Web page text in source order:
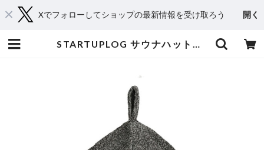
Xでフォローしてショップの最新情報を受け取ろう 開く
STARTUPLOG サウナハット― 整え、記し、次の一歩へ | EXPACT｜Raise Your Flag. Make an Impact.